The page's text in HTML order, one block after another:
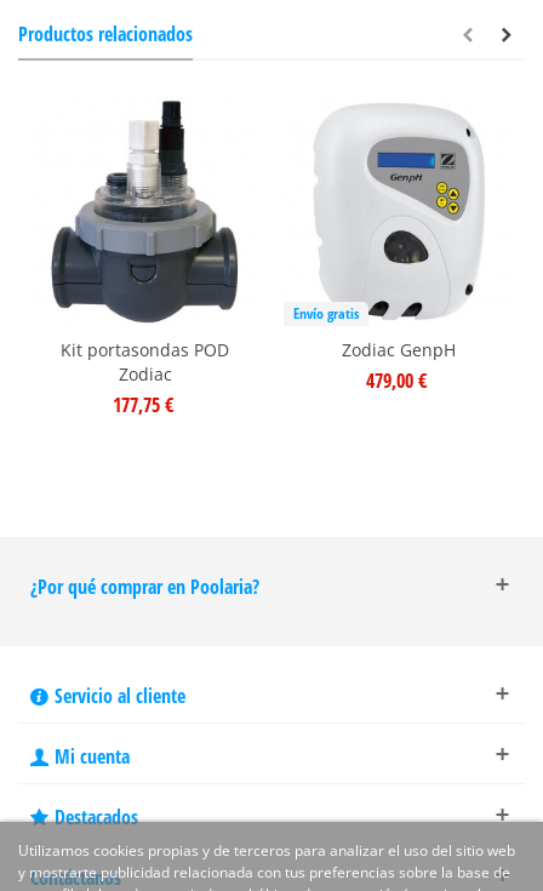
Productos relacionados
Kit portasondas POD
Zodiac
177,75 €
Envío gratis
Zodiac GenpH
479,00 €
¿Por qué comprar en Poolaria?
Servicio al cliente
Mi cuenta
Destacados
Contáctanos
Utilizamos cookies propias y de terceros para analizar el uso del sitio web
y mostrarte publicidad relacionada con tus preferencias sobre la base de